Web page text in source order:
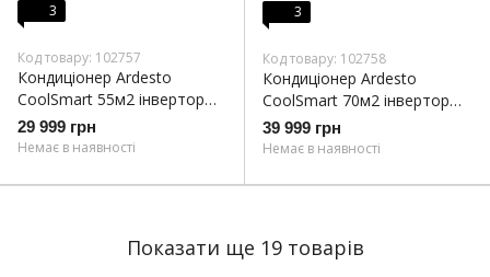
3
Код товару: 102757
Кондиціонер Ardesto
CoolSmart 55м2 інвертор
18000BTU 5.1кВт A/A -15°С
Wi-Fi R32 білий (ARD-ACS18-
29 999 грн
Немає в наявності
3
Код товару: 102758
Кондиціонер Ardesto
CoolSmart 70м2 інвертор
24000BTU 7.0кВт A/A -15°С
Wi-Fi R32 білий (ARD-ACS24-
39 999 грн
Немає в наявності
Показати ще 19 товарів